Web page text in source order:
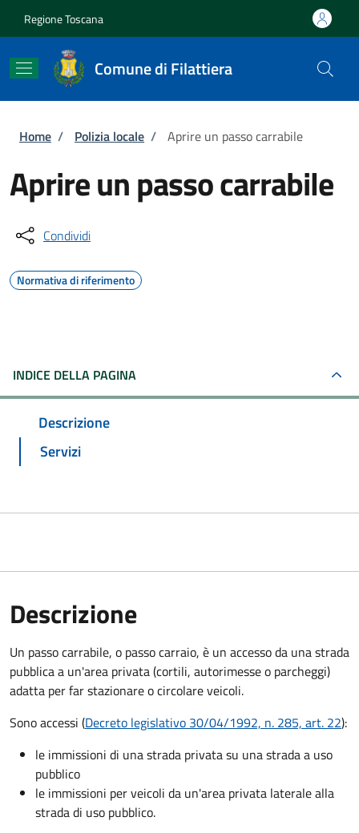
Regione Toscana
Comune di Filattiera
Briciole di pane
Home / Polizia locale / Aprire un passo carrabile
Aprire un passo carrabile
Condividi
Normativa di riferimento
INDICE DELLA PAGINA
Descrizione
Servizi
Descrizione
Un passo carrabile, o passo carraio, è un accesso da una strada
pubblica a un'area privata (cortili, autorimesse o parcheggi)
adatta per far stazionare o circolare veicoli.
Sono accessi (Decreto legislativo 30/04/1992, n. 285, art. 22):
le immissioni di una strada privata su una strada a uso
pubblico
le immissioni per veicoli da un'area privata laterale alla
strada di uso pubblico.